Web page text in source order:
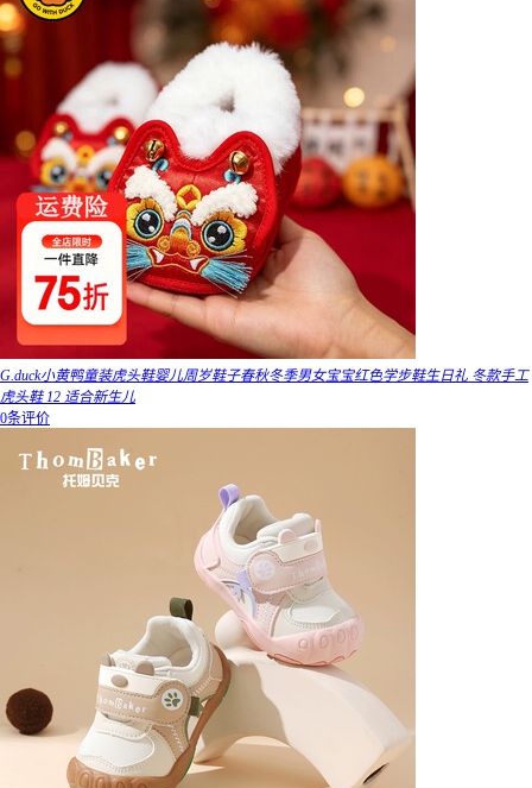
G.duck小黄鸭童装虎头鞋婴儿周岁鞋子春秋冬季男女宝宝红色学步鞋生日礼 冬款手工
虎头鞋 12 适合新生儿
0条评价